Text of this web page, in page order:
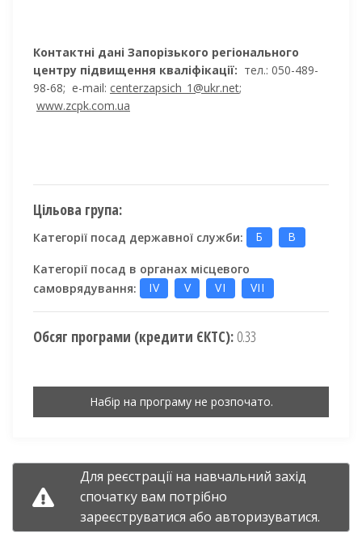
Контактні дані Запорізького регіонального
центру підвищення кваліфікації: тел.: 050-489-
98-68; e-mail: centerzapsich_1@ukr.net;
www.zcpk.com.ua
Цільова група:
Категорії посад державної служби: Б В
Категорії посад в органах місцевого
самоврядування:
IV V VI VII
Обсяг програми (кредити ЄКТС): 0.33
Набір на програму не розпочато.
Для реєстрації на навчальний захід
спочатку вам потрібно
зареєструватися або авторизуватися.